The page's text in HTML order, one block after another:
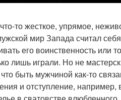
то жесткое, упрямое,
мир Запада считал
его воинственность или
лишь играли. Но не
быть мужчиной как-то
и отступление,